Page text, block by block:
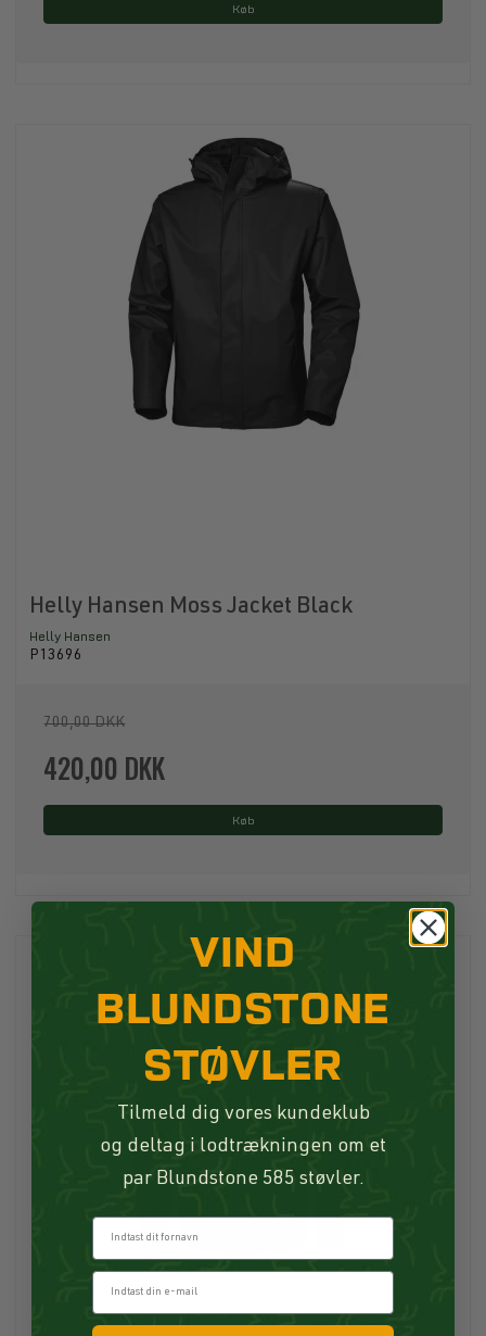
Køb
Helly Hansen Moss Jacket Black
Helly Hansen
P13696
700,00 DKK
420,00 DKK
Køb
VIND
BLUNDSTONE
STØVLER
Tilmeld dig vores kundeklub
og deltag i lodtrækningen om et
par Blundstone 585 støvler.
Fornavn